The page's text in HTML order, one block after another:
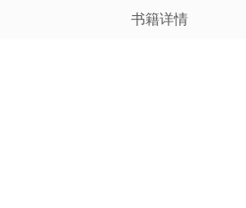
书籍详情